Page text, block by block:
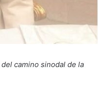
camino sinodal de la